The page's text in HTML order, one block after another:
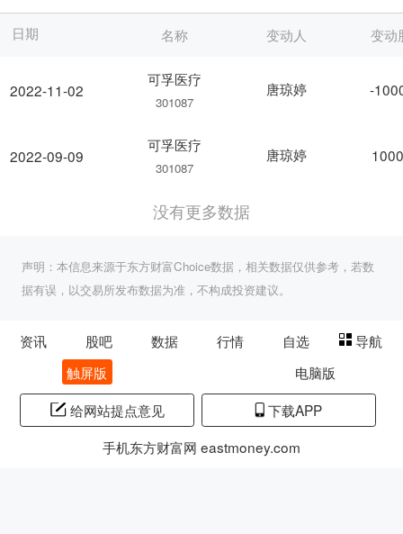
日期
2022-11-02
2022-09-09
名称 变动人 变动
可孚医疗
301087
唐琼婷 -
可孚医疗
301087
唐琼婷
没有更多数据
声明：本信息来源于东方财富Choice数据，相关数据仅供参考，若数
据有误，以交易所发布数据为准，不构成投资建议。
资讯 股吧 数据 行情 自选
导航
触屏版
电脑版
给网站提点意见
下载APP
手机东方财富网 eastmoney.com